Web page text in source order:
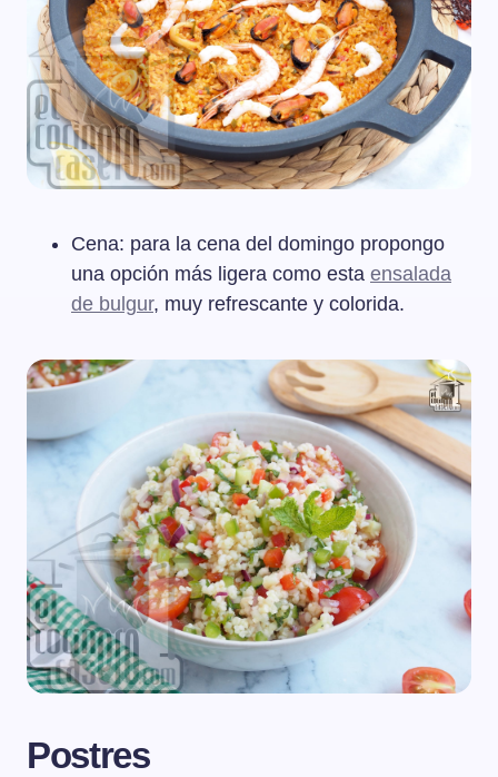
Cena: para la cena del domingo propongo
una opción más ligera como esta ensalada
de bulgur, muy refrescante y colorida.
Postres